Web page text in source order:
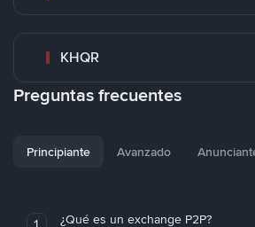
KHQR
Preguntas frecuentes
Principiante Avanzado
1 ¿Qué es un exchange P2P?